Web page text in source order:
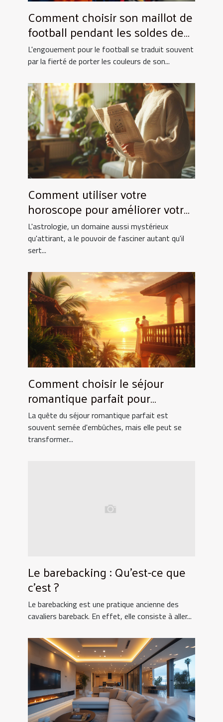
Comment choisir son maillot de
football pendant les soldes de
grande envergure
L'engouement pour le football se traduit souvent
par la fierté de porter les couleurs de son...
Comment utiliser votre
horoscope pour améliorer votre
quotidien
L'astrologie, un domaine aussi mystérieux
qu'attirant, a le pouvoir de fasciner autant qu'il
sert...
Comment choisir le séjour
romantique parfait pour
surprendre votre partenaire
La quête du séjour romantique parfait est
souvent semée d'embûches, mais elle peut se
transformer...
Le barebacking : Qu’est-ce que
c’est ?
Le barebacking est une pratique ancienne des
cavaliers bareback. En effet, elle consiste à aller...